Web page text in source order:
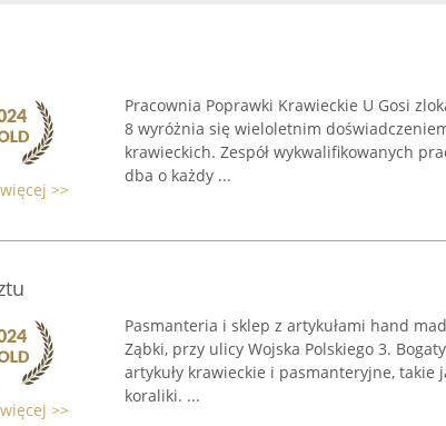
>>
Pracownia Poprawki Krawieckie U Gosi
8 wyróżnia się wieloletnim
krawieckich. Zespół wykwalifikowanych
dba o każdy ...
>>
Pasmanteria i sklep z artykułami hand
Ząbki, przy ulicy Wojska Polskiego 3.
artykuły krawieckie i pasmanteryjne, takie
koraliki. ...